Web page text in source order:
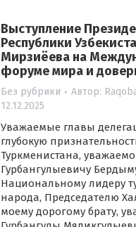
Выступление
Республики
Мирзиёева на
форуме мира и
Без рубрики Автор:
12.12.2025
Уважаемые главы
глубокую
Туркменистана,
Гурбангулыевичу
Национальному лидеру
народа, Председателю
моему дорогому брату,